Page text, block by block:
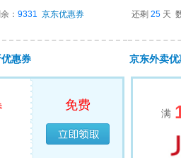
： 9331 京东优惠券 还剩 25 天
惠券
免费
已经领完
京东外卖
满